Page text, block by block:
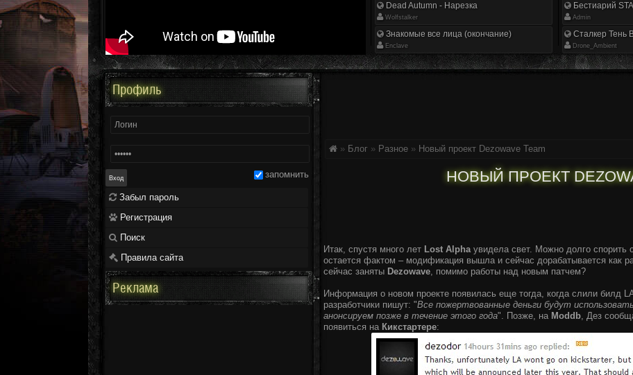
Dead Autumn - Нарезка
Wolfstalker
Знакомые все лица (окончание)
Enclave
Бестиарий
Аdmin
Сталкер Тень
Drone_Ambient
» Блог » Разное » Новый проект Dezowave Team
НОВЫЙ ПРОЕКТ
Итак, спустя много лет Lost Alphaувидела свет. Можно долго спорить
остается фактом – модификация вышла и сейчас дорабатывается как
сейчас заняты Dezowave, помимо работы над новым патчем?
Информация о новом проекте появилась еще тогда, когда слили билд
разработчики пишут: "Все пожертвованные деньги будут
анонсируем позже в течение этого года". Позже, на Moddb, Дез
появиться на Кикстартере:
Профиль
запомнить
Забыл пароль
Регистрация
Поиск
Правила сайта
Реклама